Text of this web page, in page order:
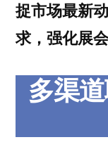
捉市场最新
求，强化展会
多渠